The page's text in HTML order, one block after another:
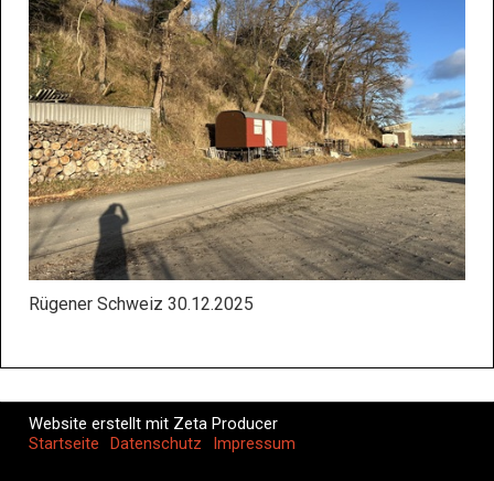
Rügener Schweiz 30.12.2025
Website erstellt mit Zeta Producer
Startseite
Datenschutz Impressum